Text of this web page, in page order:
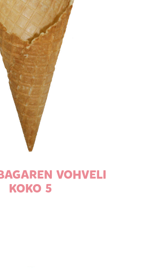
VOHVELI
KOKO 5